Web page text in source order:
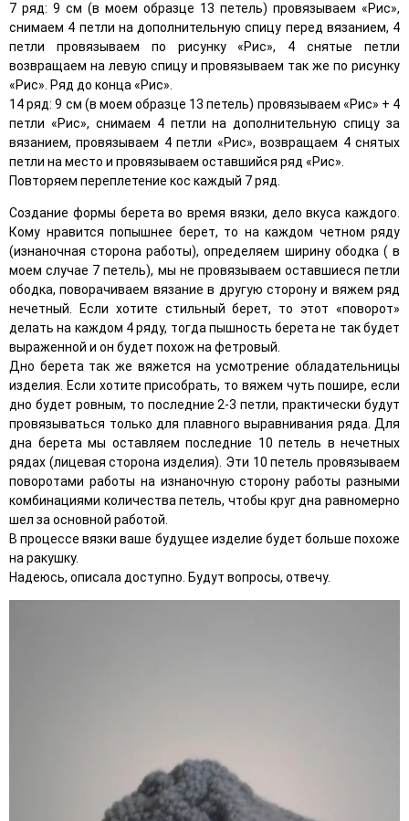
7 ряд: 9 см (в моем образце 13 петель) провязываем «Рис»,
снимаем 4 петли на дополнительную спицу перед вязанием, 4
петли провязываем по рисунку «Рис», 4 снятые петли
возвращаем на левую спицу и провязываем так же по рисунку
«Рис». Ряд до конца «Рис».
14 ряд: 9 см (в моем образце 13 петель) провязываем «Рис» + 4
петли «Рис», снимаем 4 петли на дополнительную спицу за
вязанием, провязываем 4 петли «Рис», возвращаем 4 снятых
петли на место и провязываем оставшийся ряд «Рис».
Повторяем переплетение кос каждый 7 ряд.
Создание формы берета во время вязки, дело вкуса каждого.
Кому нравится попышнее берет, то на каждом четном ряду
(изнаночная сторона работы), определяем ширину ободка ( в
моем случае 7 петель), мы не провязываем оставшиеся петли
ободка, поворачиваем вязание в другую сторону и вяжем ряд
нечетный. Если хотите стильный берет, то этот «поворот»
делать на каждом 4 ряду, тогда пышность берета не так будет
выраженной и он будет похож на фетровый.
Дно берета так же вяжется на усмотрение обладательницы
изделия. Если хотите присобрать, то вяжем чуть пошире, если
дно будет ровным, то последние 2-3 петли, практически будут
провязываться только для плавного выравнивания ряда. Для
дна берета мы оставляем последние 10 петель в нечетных
рядах (лицевая сторона изделия). Эти 10 петель провязываем
поворотами работы на изнаночную сторону работы разными
комбинациями количества петель, чтобы круг дна равномерно
шел за основной работой.
В процессе вязки ваше будущее изделие будет больше похоже
на ракушку.
Надеюсь, описала доступно. Будут вопросы, отвечу.